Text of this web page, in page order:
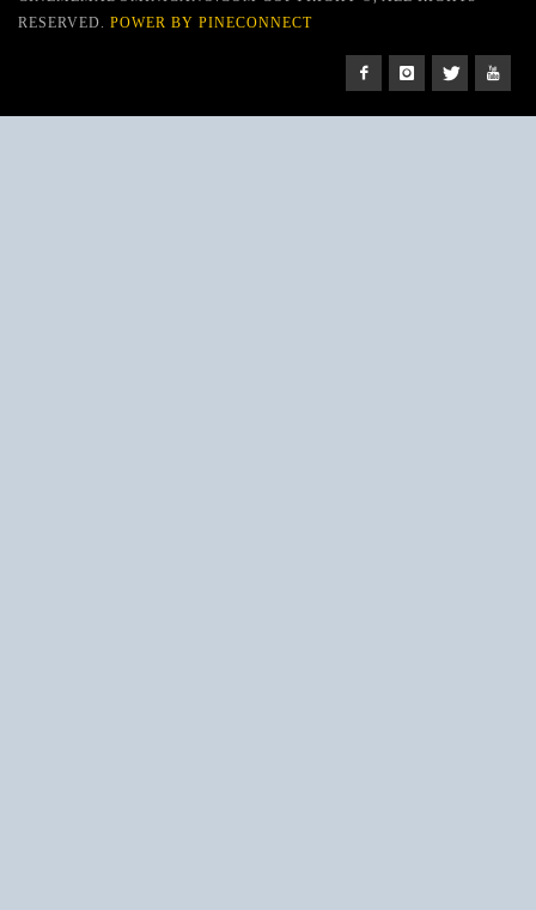
RESERVED. POWER BY PINECONNECT